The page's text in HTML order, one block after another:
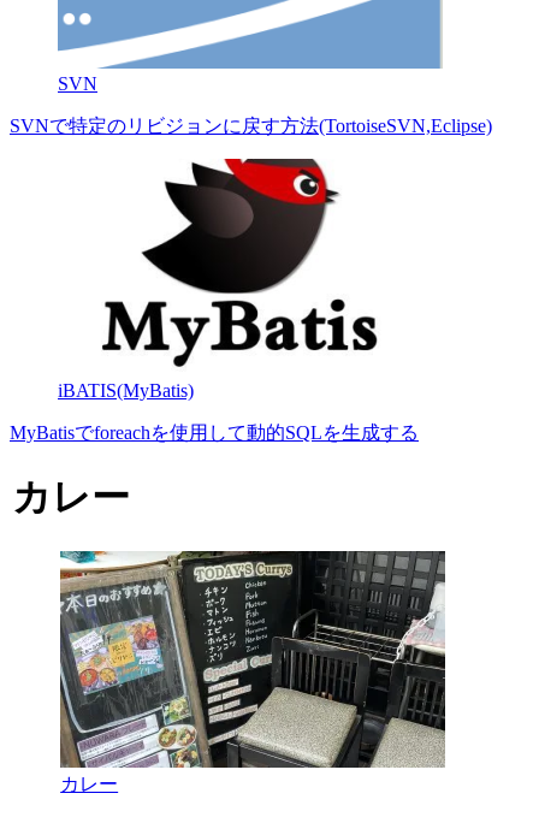
SVN
SVNで特定のリビジョンに戻す方法(TortoiseSVN,Eclipse)
iBATIS(MyBatis)
MyBatisでforeachを使用して動的SQLを生成する
カレー
カレー